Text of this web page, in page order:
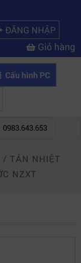
ĐĂNG NHẬP
Giỏ hàng
Cấu hình PC
0983.643.653
/ TẢN NHIỆT
NZXT